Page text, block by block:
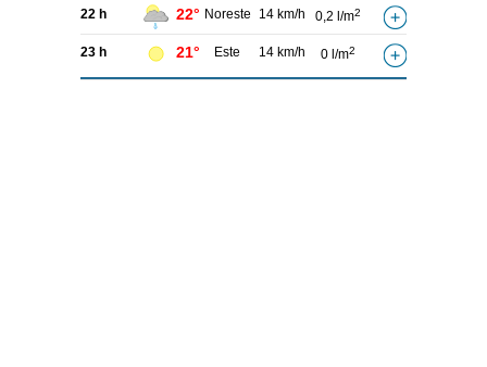
22 h 22° Noreste 14 km/h 0,2 l/m2
23 h 21° Este 14 km/h 0 l/m2